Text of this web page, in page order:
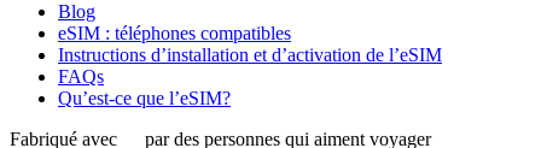
Blog
eSIM : téléphones compatibles
Instructions d’installation et d’activation de l’eSIM
FAQs
Qu’est-ce que l’eSIM?
Fabriqué avec
par des personnes qui aiment voyager